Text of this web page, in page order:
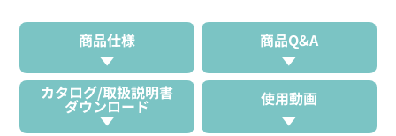
商品仕様 商品Q&A
カタログ/取扱説明書
ダウンロード 使用動画